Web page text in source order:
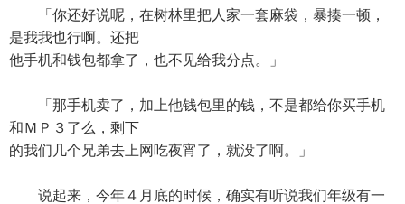
「你还好说呢，在树林里把人家一套麻袋，暴揍一顿，
是我我也行啊。还把
他手机和钱包都拿了，也不见给我分点。」
「那手机卖了，加上他钱包里的钱，不是都给你买手机
和ＭＰ３了么，剩下
的我们几个兄弟去上网吃夜宵了，就没了啊。」
说起来，今年４月底的时候，确实有听说我们年级有一